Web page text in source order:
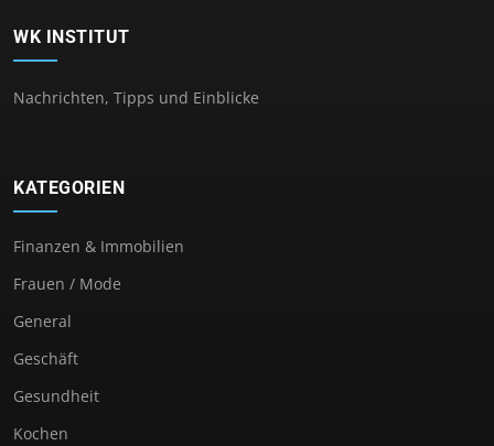
WK INSTITUT
Nachrichten, Tipps und Einblicke
KATEGORIEN
Finanzen & Immobilien
Frauen / Mode
General
Geschäft
Gesundheit
Kochen